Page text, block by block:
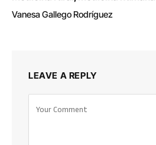
Vanesa Gallego Rodríguez
LEAVE A REPLY